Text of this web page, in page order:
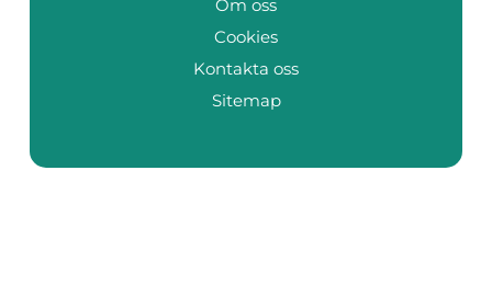
Om oss
Cookies
Kontakta oss
Sitemap